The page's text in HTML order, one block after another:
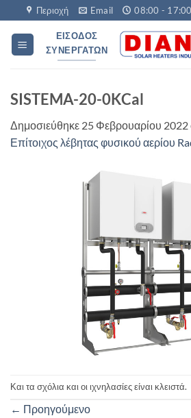
Μετάβαση
στο
περιεχόμενο
Περιοχή Email 08:00 - 17:00
ΕΊΣΟΔΟΣ
ΣΥΝΕΡΓΑΤΏΝ
SISTEMA-20-0KCal
Δημοσιεύθηκε 25 Φεβρουαρίου 2022
Επίτοιχος λέβητας φυσικού αερίου
Και τα σχόλια και οι ιχνηλασίες είναι κλειστά.
← Προηγούμενο